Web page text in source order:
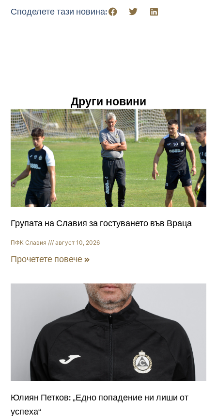
Споделете тази новина:
Други новини
Групата на Славия за гостуването във Враца
ПФК Славия август 10, 2026
Прочетете повече »
Юлиян Петков: „Едно попадение ни лиши от
успеха“